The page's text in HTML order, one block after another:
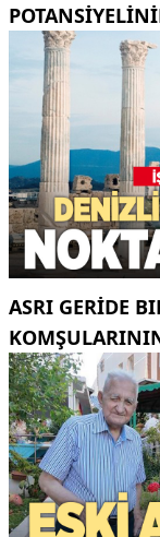
ASRI GERIDE